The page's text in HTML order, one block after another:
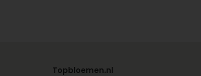
Topbloemen.nl